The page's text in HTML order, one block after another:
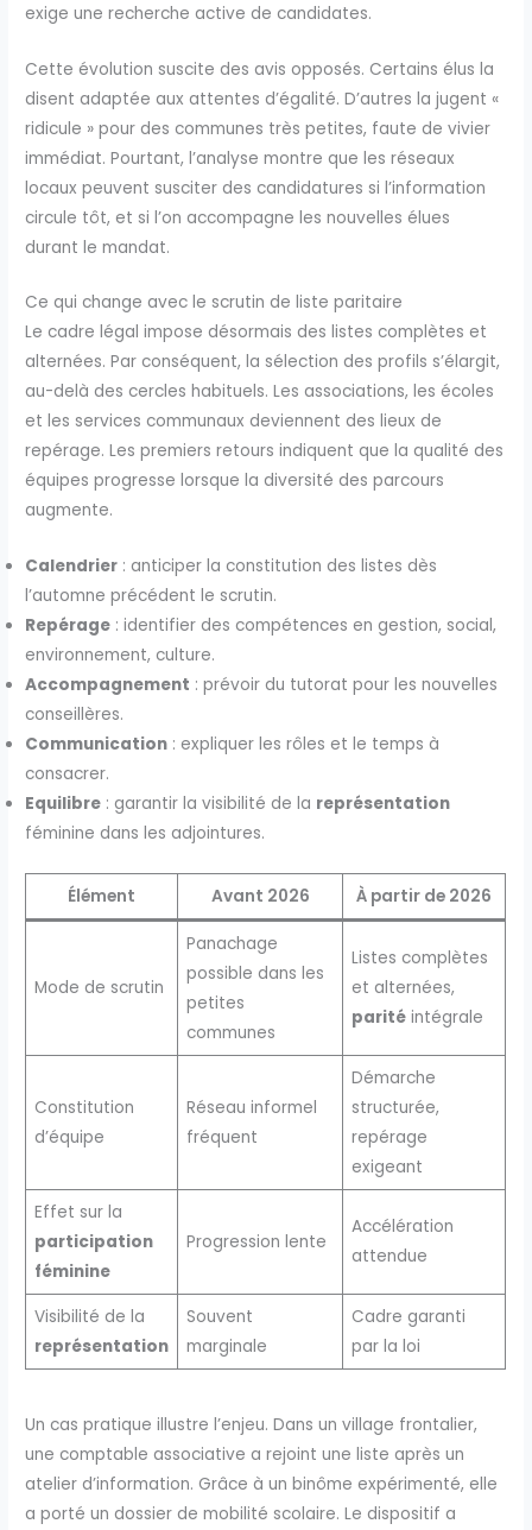
exige une recherche active de candidates.
Cette évolution suscite des avis opposés. Certains élus la
disent adaptée aux attentes d’égalité. D’autres la jugent «
ridicule » pour des communes très petites, faute de vivier
immédiat. Pourtant, l’analyse montre que les réseaux
locaux peuvent susciter des candidatures si l’information
circule tôt, et si l’on accompagne les nouvelles élues
durant le mandat.
Ce qui change avec le scrutin de liste paritaire
Le cadre légal impose désormais des listes complètes et
alternées. Par conséquent, la sélection des profils s’élargit,
au-delà des cercles habituels. Les associations, les écoles
et les services communaux deviennent des lieux de
repérage. Les premiers retours indiquent que la qualité des
équipes progresse lorsque la diversité des parcours
augmente.
Calendrier : anticiper la constitution des listes dès
l’automne précédent le scrutin.
Repérage : identifier des compétences en gestion, social,
environnement, culture.
Accompagnement : prévoir du tutorat pour les nouvelles
conseillères.
Communication : expliquer les rôles et le temps à
consacrer.
Equilibre : garantir la visibilité de la représentation
féminine dans les adjointures.
Élément Avant 2026 À partir de 2026
Mode de scrutin
Panachage
possible dans les
petites
communes
Listes complètes
et alternées,
paritéintégrale
Constitution
d’équipe
Réseau informel
fréquent
Démarche
structurée,
repérage
exigeant
Effet sur la
participation
féminine
Progression lente
Accélération
attendue
Visibilité de la
représentation
Souvent
marginale
Cadre garanti
par la loi
Un cas pratique illustre l’enjeu. Dans un village frontalier,
une comptable associative a rejoint une liste après un
atelier d’information. Grâce à un binôme expérimenté, elle
a porté un dossier de mobilité scolaire. Le dispositif a